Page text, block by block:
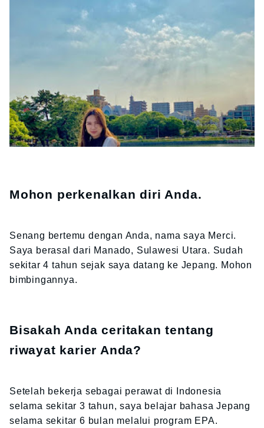
Mohon perkenalkan diri Anda.
Senang bertemu dengan Anda, nama saya Merci.
Saya berasal dari Manado, Sulawesi Utara. Sudah
sekitar4 tahun sejak saya datang ke Jepang. Mohon
bimbingannya.
Bisakah Anda ceritakan tentang
riwayat karier Anda?
Setelah bekerja sebagai perawat di Indonesia
selama sekitar 3 tahun, saya belajar bahasa Jepang
selama sekitar 6 bulan melalui program EPA.